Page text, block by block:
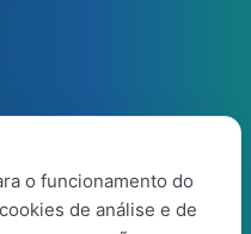
o funcionamento do
de análise e de